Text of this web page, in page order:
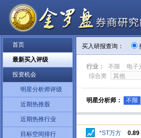
首页
最新买入评级
投资机会
明星分析师评级
近期热推股
近期热推行业
目标空间排行
买入研报查询：
行业： 不限 电子
综合类
明星分析师： 不限
*ST万方 0.89